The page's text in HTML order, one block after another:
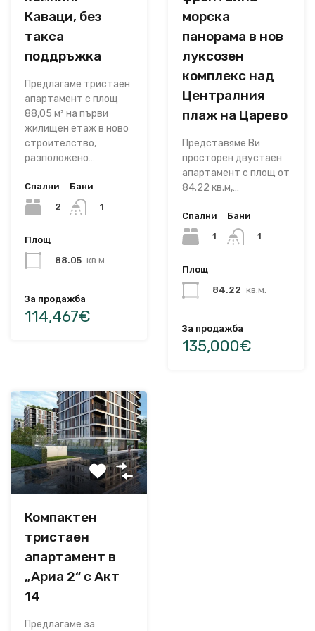
Каваци, без
такса
поддръжка
Предлагаме тристаен
апартамент с площ
88,05 м² на първи
жилищен етаж в ново
строителство,
разположено…
Спални
2
Бани
1
Площ
88.05 кв.м.
За продажба
114,467€
морска
панорама в нов
луксозен
комплекс над
Централния
плаж на Царево
Представяме Ви
просторен двустаен
апартамент с площ от
84.22 кв.м,…
Спални
1
Бани
1
Площ
84.22 кв.м.
За продажба
135,000€
Компактен
тристаен
апартамент в
„Ариа 2“ с Акт
14
Предлагаме за